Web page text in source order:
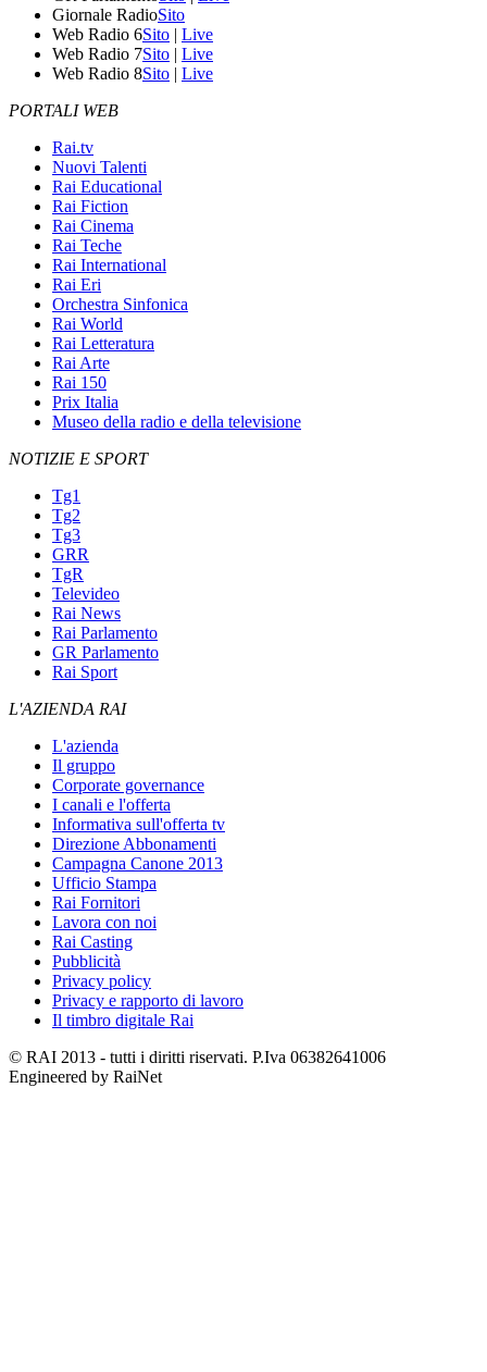
Giornale RadioSito
Web Radio 6Sito | Live
Web Radio 7Sito | Live
Web Radio 8Sito | Live
PORTALI WEB
Rai.tv
Nuovi Talenti
Rai Educational
Rai Fiction
Rai Cinema
Rai Teche
Rai International
Rai Eri
Orchestra Sinfonica
Rai World
Rai Letteratura
Rai Arte
Rai 150
Prix Italia
Museo della radio e della televisione
NOTIZIE E SPORT
Tg1
Tg2
Tg3
GRR
TgR
Televideo
Rai News
Rai Parlamento
GR Parlamento
Rai Sport
L'AZIENDA RAI
L'azienda
Il gruppo
Corporate governance
I canali e l'offerta
Informativa sull'offerta tv
Direzione Abbonamenti
Campagna Canone 2013
Ufficio Stampa
Rai Fornitori
Lavora con noi
Rai Casting
Pubblicità
Privacy policy
Privacy e rapporto di lavoro
Il timbro digitale Rai
© RAI 2013 - tutti i diritti riservati. P.Iva 06382641006
Engineered by RaiNet